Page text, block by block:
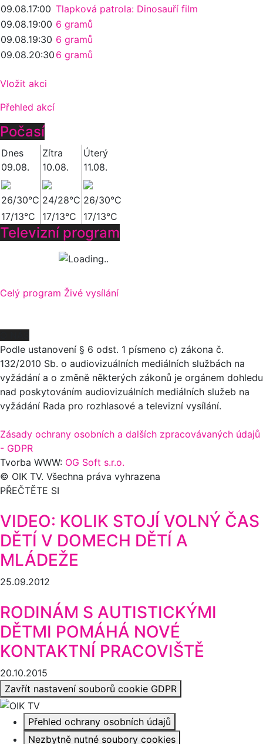
09.08.17:00 Tlapková patrola: Dinosauří film
09.08.19:00 6 gramů
09.08.19:30 6 gramů
09.08.20:30 6 gramů
Vložit akci
Přehled akcí
Počasí
Dnes
09.08.
Zítra
10.08.
Úterý
11.08.
26/30°C 24/28°C 26/30°C
17/13°C
17/13°C 17/13°C
Televizní program
Celý program Živé vysílání
Podle ustanovení § 6 odst. 1 písmeno c) zákona č.
132/2010 Sb. o audiovizuálních mediálních službách na
vyžádání a o změně některých zákonů je orgánem dohledu
nad poskytováním audiovizuálních mediálních služeb na
vyžádání Rada pro rozhlasové a televizní vysílání.
Zásady ochrany osobních a dalších zpracovávaných údajů
- GDPR
Tvorba WWW: OG Soft s.r.o.
© OIK TV. Všechna práva vyhrazena
PŘEČTĚTE SI
VIDEO: KOLIK STOJÍ VOLNÝ ČAS
DĚTÍ V DOMECH DĚTÍ A
MLÁDEŽE
25.09.2012
RODINÁM S AUTISTICKÝMI
DĚTMI POMÁHÁ NOVÉ
KONTAKTNÍ PRACOVIŠTĚ
20.10.2015
Zavřít nastavení souborů cookie GDPR
Přehled ochrany osobních údajů
Nezbytně nutné soubory cookies